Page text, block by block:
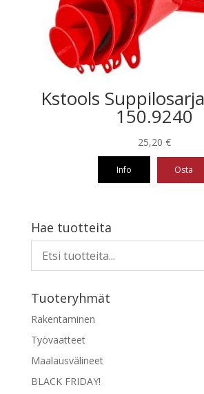
Kstools
150.9240
25,20 €
Info Osta
Hae tuotteita
Tuoteryhmät
Rakentaminen
Työvaatteet
Maalausvälineet
BLACK FRIDAY!